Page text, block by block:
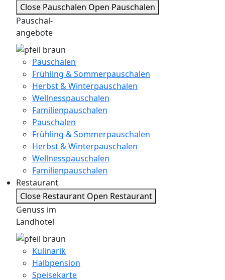
Close Pauschalen Open Pauschalen
Pauschal-
angebote
Pauschalen
Frühling & Sommerpauschalen
Herbst & Winterpauschalen
Wellnesspauschalen
Familienpauschalen
Pauschalen
Frühling & Sommerpauschalen
Herbst & Winterpauschalen
Wellnesspauschalen
Familienpauschalen
Restaurant
Close Restaurant Open Restaurant
Genuss im
Landhotel
Kulinarik
Halbpension
Speisekarte